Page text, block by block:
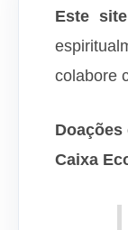
Este
colabore
Caixa